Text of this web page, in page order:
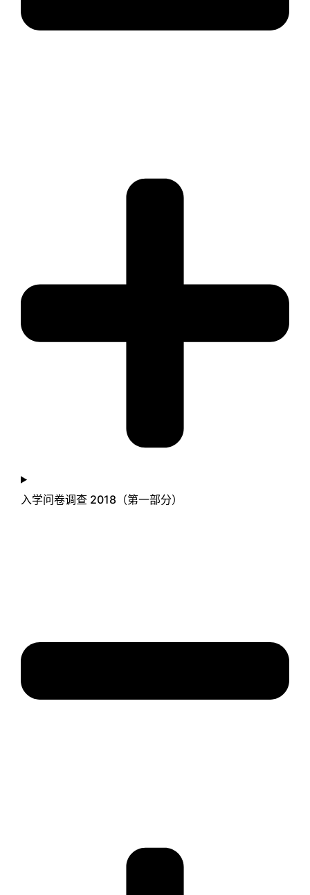
入学问卷调查 2018（第一部分）